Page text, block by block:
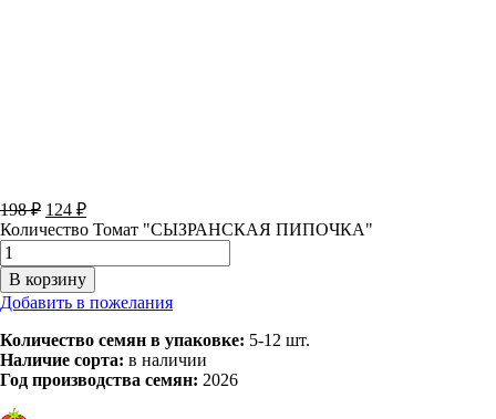
198₽ 124 ₽
Количество Томат "СЫЗРАНСКАЯ ПИПОЧКА"
В корзину
Добавить в пожелания
Количество семян в упаковке: 5-12 шт.
Наличие сорта: в наличии
Год производства семян: 2026